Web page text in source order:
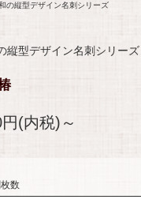
の縦型デザイン名刺シリーズ
縦型デザイン名刺シリーズ
(内税)～
数